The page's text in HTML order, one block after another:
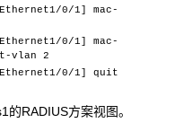
0/1] mac-
0/1] mac-
vlan 2
0/1] quit
RADIUS方案视图。